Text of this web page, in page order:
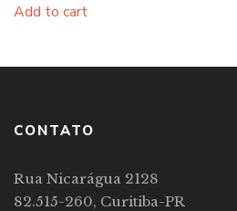
Add to cart
CONTATO
Rua Nicarágua 2128
82.515-260, Curitiba-PR